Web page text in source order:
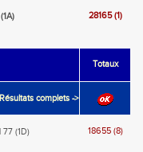
28165 (1)
Totaux
Résultats complets ->
77 (1D) 18655 (8)